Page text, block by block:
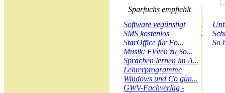
Sparfuchs empfiehlt
Software vegünstigt
SMS kostenlos
StarOffice für Fo...
Musik: Flöten zu So...
Sprachen lernen im A...
Lehrerprogramme
Windows und Co gün...
GWV-Fachverlag -
So